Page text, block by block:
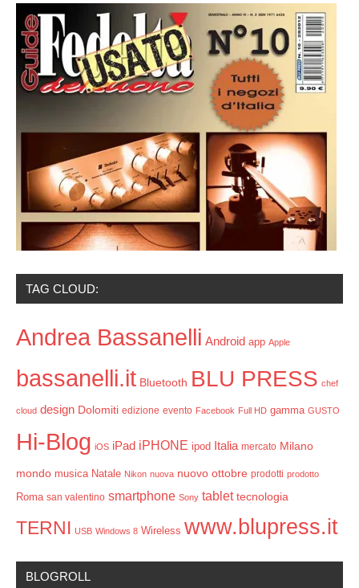
TAG CLOUD:
Andrea Bassanelli Android app Apple
bassanelli.it Bluetooth BLU PRESS chef
cloud design Dolomiti edizione evento Facebook Full HD gamma GUSTO
Hi-Blog iOS iPad iPHONE ipod Italia mercato Milano
mondo musica Natale Nikon nuova nuovo ottobre prodotti prodotto
Roma san valentino smartphone Sony tablet tecnologia
TERNI USB Windows 8 Wireless www.blupress.it
BLOGROLL